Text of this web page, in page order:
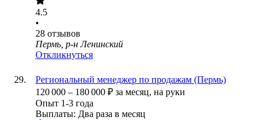
4.5
•
28 отзывов
Пермь, р-н Ленинский
Откликнуться
Региональный менеджер по продажам (Пермь)
120 000 – 180 000 ₽ за месяц, на руки
Опыт 1-3 года
Выплаты: Два раза в месяц